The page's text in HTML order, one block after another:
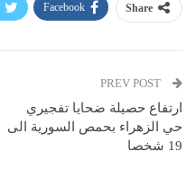
Share
Facebook
ارتفاع حصيلة ضحايا تفجيري
حي الزهراء بحمص السورية الى
19 شخصا